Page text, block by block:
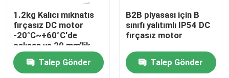
Ev
Ürünler
videolar
1.2kg Kalıcı mıknatıs
fırçasız DC motor
-20°C~+60°C'de
çalışan ve 20 mm'lik
bir Çubuk Uzunluğu
Talep Gönder
B2B piyasası için B
sınıfı yalıtımlı IP54 DC
fırçasız motor
Talep Gönder